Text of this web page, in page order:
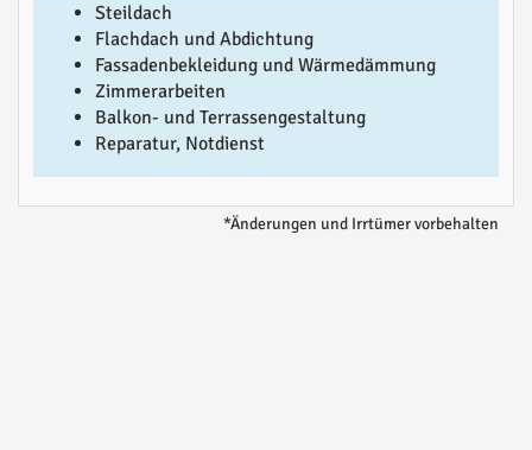
Steildach
Flachdach und Abdichtung
Fassadenbekleidung und Wärmedämmung
Zimmerarbeiten
Balkon- und Terrassengestaltung
Reparatur, Notdienst
*Änderungen und Irrtümer vorbehalten